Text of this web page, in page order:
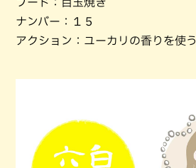
フード：目玉焼き
ナンバー：１５
アクション：ユーカリの香りを使う